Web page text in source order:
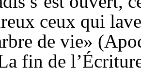
ceux qui
de vie»
fin de